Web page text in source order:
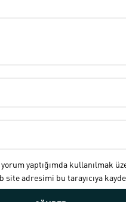
yaptığımda kullanılmak
site adresimi bu tarayıcıya